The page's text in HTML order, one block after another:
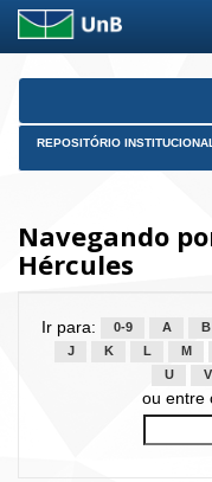
Skip
REPOSITÓRIO
Navegando
Hércules
Ir para: 0-9 A B
J
K L M
U
V
ou entre